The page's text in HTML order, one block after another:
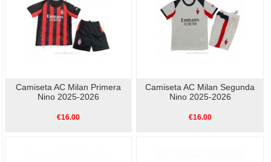
Camiseta AC Milan Primera
Nino 2025-2026
€16.00
Camiseta AC Milan Segunda
Nino 2025-2026
€16.00